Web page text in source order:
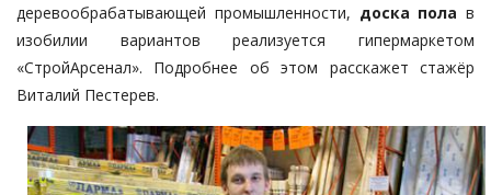
деревообрабатывающей промышленности, доска пола в
изобилии вариантов реализуется гипермаркетом
«СтройАрсенал». Подробнее об этом расскажет стажёр
Виталий Пестерев.